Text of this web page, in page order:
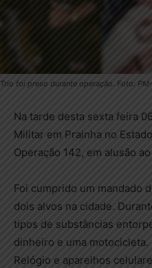
Trio foi preso durante operação. Foto:
Na tarde desta sexta feira
Militar em Prainha no
Operação 142, em alusão
Foi cumprido um mandado
dois alvos na cidade.
tipos de substâncias
dinheiro e uma motocicleta.
Relógio e aparelhos